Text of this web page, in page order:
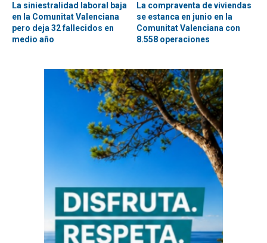
La siniestralidad laboral baja
en la Comunitat Valenciana
pero deja 32 fallecidos en
medio año
La compraventa de viviendas
se estanca en junio en la
Comunitat Valenciana con
8.558 operaciones